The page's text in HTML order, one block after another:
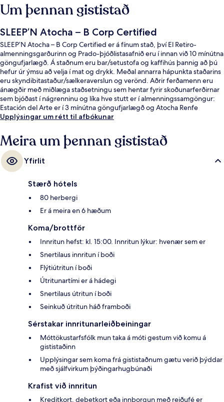
Um þennan gististað
SLEEP’N Atocha – B Corp Certified
SLEEP’N Atocha – B Corp Certified er á fínum stað, því El Retiro-
almenningsgarðurinn og Prado-þjóðlistasafnið eru í innan við 10 mínútna
göngufjarlægð. Á staðnum eru bar/setustofa og kaffihús þannig að þú
hefur úr ýmsu að velja í mat og drykk. Meðal annarra hápunkta staðarins
eru skyndibitastaður/sælkeraverslun og verönd. Aðrir ferðamenn eru
ánægðir með miðlæga staðsetningu sem hentar fyrir skoðunarferðirnar
sem bjóðast í nágrenninu og líka hve stutt er í almenningssamgöngur:
Estación del Arte er í 3 mínútna göngufjarlægð og Atocha Renfe
lestarstöðin er í 6 mínútna göngufjarlægð.
Upplýsingar um rétt til afbókunar
Meira um þennan gististað
Yfirlit
Stærð hótels
80 herbergi
Er á meira en 6 hæðum
Koma/brottför
Innritun hefst: kl. 15:00. Innritun lýkur: hvenær sem er
Snertilaus innritun í boði
Flýtiútritun í boði
Útritunartími er á hádegi
Snertilaus útritun í boði
Seinkuð útritun háð framboði
Sérstakar innritunarleiðbeiningar
Móttökustarfsfólk mun taka á móti gestum við komu á
gististaðinn
Upplýsingar sem koma frá gististaðnum gætu verið þýddar
með sjálfvirkum þýðingarhugbúnaði
Krafist við innritun
Kreditkort, debetkort eða innborgun með reiðufé er